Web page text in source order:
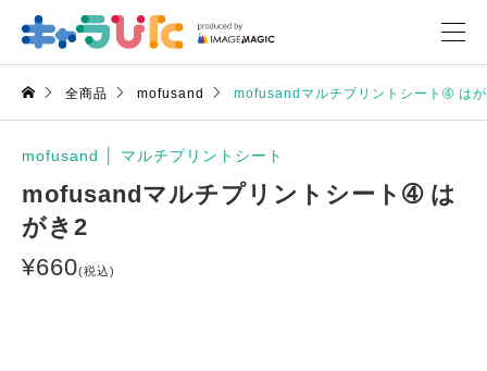
全商品 mofusand mofusandマルチプリントシート➃ は
mofusand マルチプリントシート
mofusandマルチプリントシート➃ は
がき2
¥660(税込)